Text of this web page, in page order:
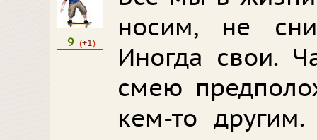
9 (+1)
носим, не
Иногда свои.
смею
кем-то